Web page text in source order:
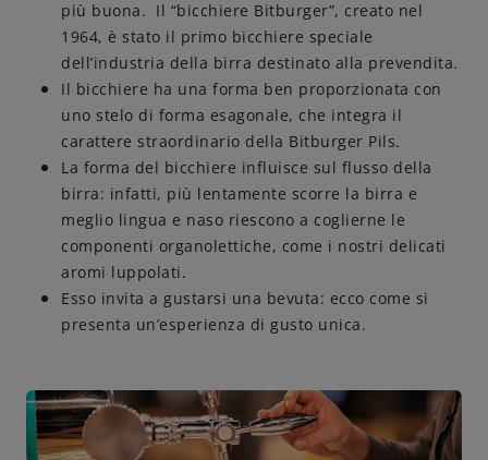
più buona. Il “bicchiere Bitburger”, creato nel
1964, è stato il primo bicchiere speciale
dell’industria della birra destinato alla prevendita.
Il bicchiere ha una forma ben proporzionata con
uno stelo di forma esagonale, che integra il
carattere straordinario della Bitburger Pils.
La forma del bicchiere influisce sul flusso della
birra: infatti, più lentamente scorre la birra e
meglio lingua e naso riescono a coglierne le
componenti organolettiche, come i nostri delicati
aromi luppolati.
Esso invita a gustarsi una bevuta: ecco come si
presenta un’esperienza di gusto unica.